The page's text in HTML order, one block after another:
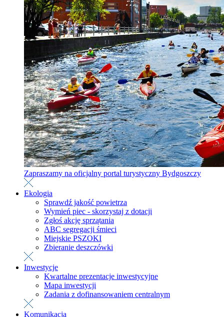
Zapraszamy na oficjalny portal turystyczny Bydgoszczy
Ekologia
Sprawdź jakość powietrza
Wymień piec - skorzystaj z dotacji
Zgłoś akcję sprzątania
ABC segregacji śmieci
Miejskie PSZOKI
Zbieranie deszczówki
Inwestycje
Kwartalne prezentacje inwestycyjne
Mapa inwestycji
Zadania z dofinansowaniem centralnym
Komunikacja